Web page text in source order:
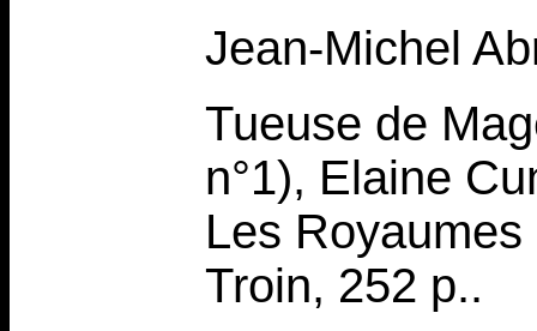
Jean-Michel
Tueuse de
n°1), Elaine
Les Royaumes
Troin, 252 p..